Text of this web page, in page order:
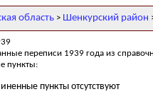
область > Шенкурский район
переписи 1939 года из
пункты:
пункты отсутствуют